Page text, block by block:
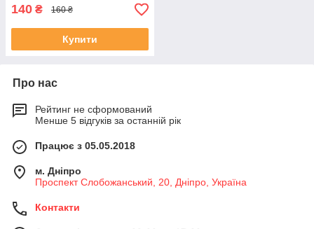
140 ₴ 160 ₴
Купити
Про нас
Рейтинг не сформований
Менше 5 відгуків за останній рік
Працює з 05.05.2018
м. Дніпро
Проспект Слобожанський, 20, Дніпро, Україна
Контакти